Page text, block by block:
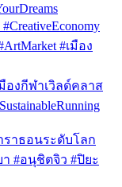
#เมือง
มืองกีฬาเวิลด์คลาส
าราธอนระดับโลก
า #อนุชิตจิว #ปิยะ